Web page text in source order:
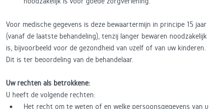
Voor medische gegevens is deze bewaartermijn in principe 15 jaar
(vanaf de laatste behandeling), tenzij langer bewaren noodzakelijk
is, bijvoorbeeld voor de gezondheid van uzelf of van uw kinderen.
Dit is ter beoordeling van de behandelaar.
Uw rechten als betrokkene:
U heeft de volgende rechten:
Het recht om te weten of en welke persoonsgegevens van u